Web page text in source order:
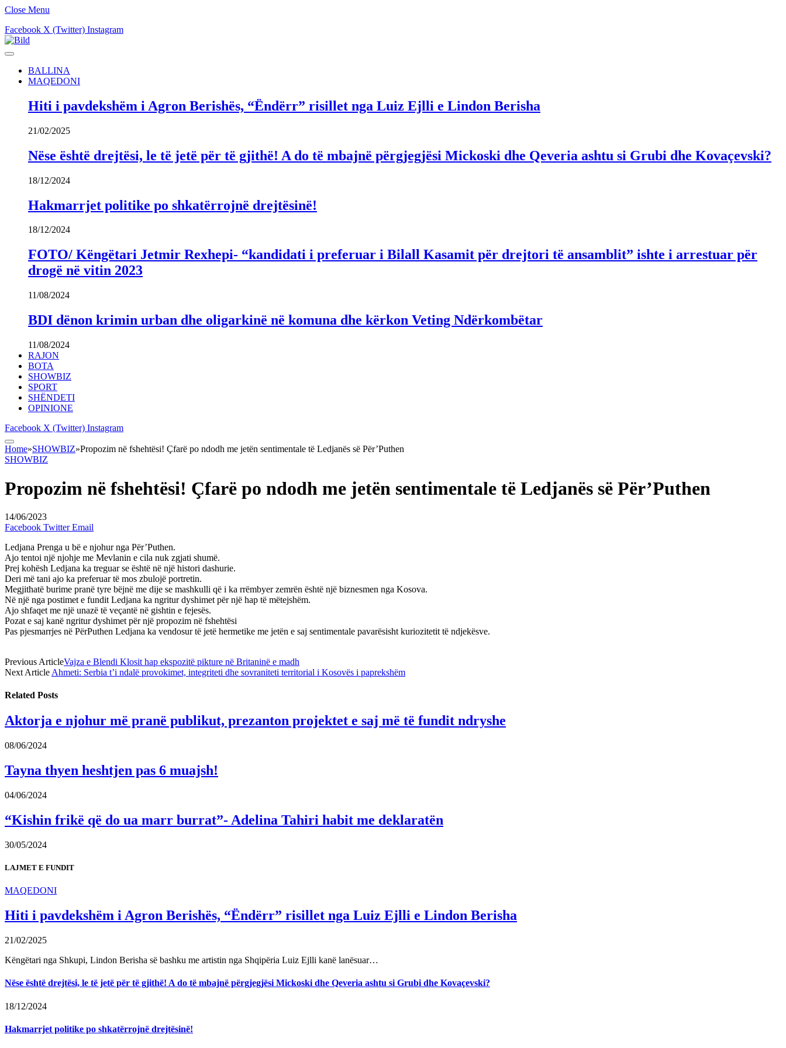
Close Menu
Facebook X (Twitter) Instagram
BALLINA
MAQEDONI
Hiti i pavdekshëm i Agron Berishës, “Ëndërr” risillet nga Luiz Ejlli e Lindon Berisha
21/02/2025
Nëse është drejtësi, le të jetë për të gjithë! A do të mbajnë përgjegjësi Mickoski dhe Qeveria ashtu si Grubi dhe Kovaçevski?
18/12/2024
Hakmarrjet politike po shkatërrojnë drejtësinë!
18/12/2024
FOTO/ Këngëtari Jetmir Rexhepi- “kandidati i preferuar i Bilall Kasamit për drejtori të ansamblit” ishte i arrestuar për
drogë në vitin 2023
11/08/2024
BDI dënon krimin urban dhe oligarkinë në komuna dhe kërkon Veting Ndërkombëtar
11/08/2024
RAJON
BOTA
SHOWBIZ
SPORT
SHËNDETI
OPINIONE
Facebook X (Twitter) Instagram
Home»SHOWBIZ»Propozim në fshehtësi! Çfarë po ndodh me jetën sentimentale të Ledjanës së Për’Puthen
SHOWBIZ
Propozim në fshehtësi! Çfarë po ndodh me jetën sentimentale të Ledjanës së Për’Puthen
14/06/2023
Facebook Twitter Email
Ledjana Prenga u bë e njohur nga Për’Puthen.
Ajo tentoi një njohje me Mevlanin e cila nuk zgjati shumë.
Prej kohësh Ledjana ka treguar se është në një histori dashurie.
Deri më tani ajo ka preferuar të mos zbulojë portretin.
Megjithatë burime pranë tyre bëjnë me dije se mashkulli që i ka rrëmbyer zemrën është një biznesmen nga Kosova.
Në një nga postimet e fundit Ledjana ka ngritur dyshimet për një hap të mëtejshëm.
Ajo shfaqet me një unazë të veçantë në gishtin e fejesës.
Pozat e saj kanë ngritur dyshimet për një propozim në fshehtësi
Pas pjesmarrjes në PërPuthen Ledjana ka vendosur të jetë hermetike me jetën e saj sentimentale pavarësisht kuriozitetit të ndjekësve.
Previous ArticleVajza e Blendi Klosit hap ekspozitë pikture në Britaninë e madh
Next Article Ahmeti: Serbia t’i ndalë provokimet, integriteti dhe sovraniteti territorial i Kosovës i paprekshëm
Related Posts
Aktorja e njohur më pranë publikut, prezanton projektet e saj më të fundit ndryshe
08/06/2024
Tayna thyen heshtjen pas 6 muajsh!
04/06/2024
“Kishin frikë që do ua marr burrat”- Adelina Tahiri habit me deklaratën
30/05/2024
LAJMET E FUNDIT
MAQEDONI
Hiti i pavdekshëm i Agron Berishës, “Ëndërr” risillet nga Luiz Ejlli e Lindon Berisha
21/02/2025
Këngëtari nga Shkupi, Lindon Berisha së bashku me artistin nga Shqipëria Luiz Ejlli kanë lanësuar…
Nëse është drejtësi, le të jetë për të gjithë! A do të mbajnë përgjegjësi Mickoski dhe Qeveria ashtu si Grubi dhe Kovaçevski?
18/12/2024
Hakmarrjet politike po shkatërrojnë drejtësinë!